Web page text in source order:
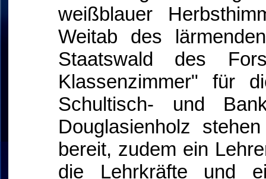
weißblauer
Weitab des
Staatswald des
Klassenzimmer" für
Schultisch- und
Douglasienholz
bereit, zudem ein
die Lehrkräfte und